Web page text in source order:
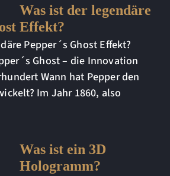
Was ist der legendäre
Effekt?
Pepper´s Ghost Effekt?
Ghost – die Innovation
Wann hat Pepper den
Im Jahr 1860, also
Was ist ein 3D
Hologramm?